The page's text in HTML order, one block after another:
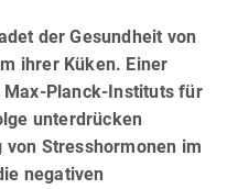
der Gesundheit von
ihrer Küken. Einer
Max-Planck-Instituts für
unterdrücken
Stresshormonen im
negativen